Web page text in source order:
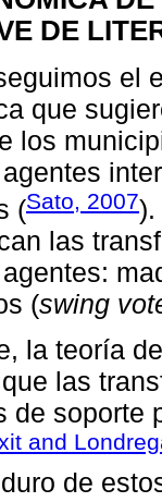
DE
el
que
los
(Sato, 2007).
las
(swing
la teoría
las
de soporte
and
de